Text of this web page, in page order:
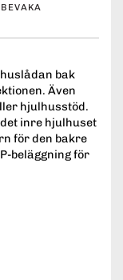
BEVAKA
bak
Även
hjulhusstöd.
inre hjulhuset
för den bakre
beläggning för